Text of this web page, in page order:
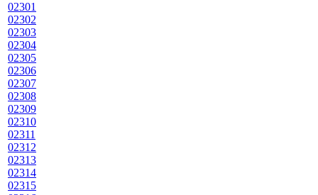
02301
02302
02303
02304
02305
02306
02307
02308
02309
02310
02311
02312
02313
02314
02315